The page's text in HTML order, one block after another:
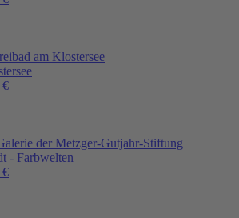
am Klostersee
€
der Metzger-Gutjahr-Stiftung
- Farbwelten
€